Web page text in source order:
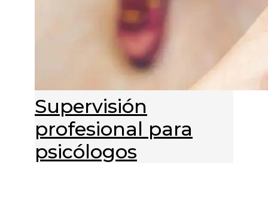
Supervisión
profesional para
psicólogos